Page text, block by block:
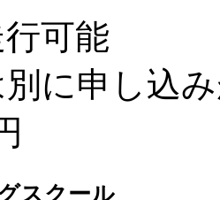
可能
に申し込
スクール